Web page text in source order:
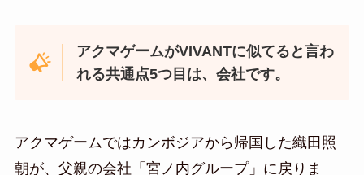
アクマゲームがVIVANTに似てると言わ
れる共通点5つ目は、会社です。
アクマゲームではカンボジアから帰国した織田照
朝が、父親の会社「宮ノ内グループ」に戻りま